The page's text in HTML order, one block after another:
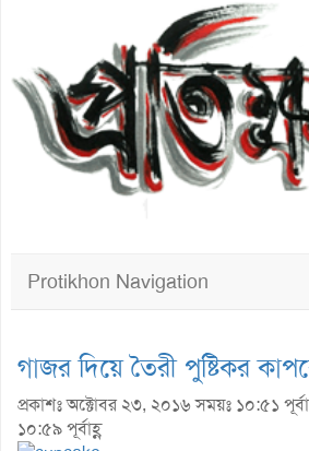
Protikhon Navigation
গাজর দিয়ে তৈরী পুষ্টিকর
প্রকাশঃ অক্টোবর ২৩, ২০১৬ সময়ঃ ১০:৫১
১০:৫৯ পূর্বাহ্ণ